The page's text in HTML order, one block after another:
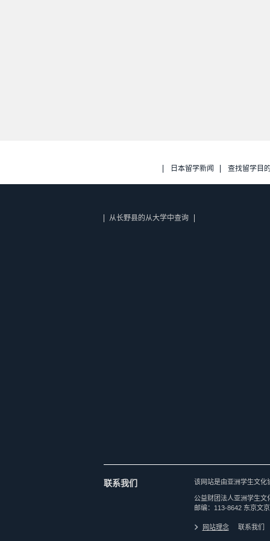
日本留学新闻 查找留学目
从长野县的从大学中查询
联系我们 该网站是由亚洲学生文化
公益财团法人亚洲学生文
邮编：113-8642 东京文
网站理念 联系我们